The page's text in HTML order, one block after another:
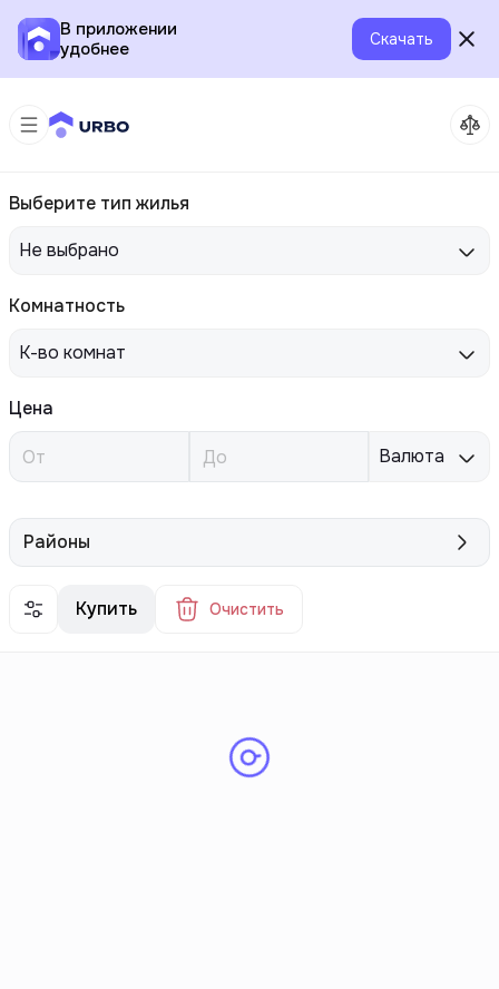
В приложении
удобнее
Скачать
Выберите тип жилья
Не выбрано
Комнатность
К-во комнат
Цена
Валюта
Районы
Купить Очистить